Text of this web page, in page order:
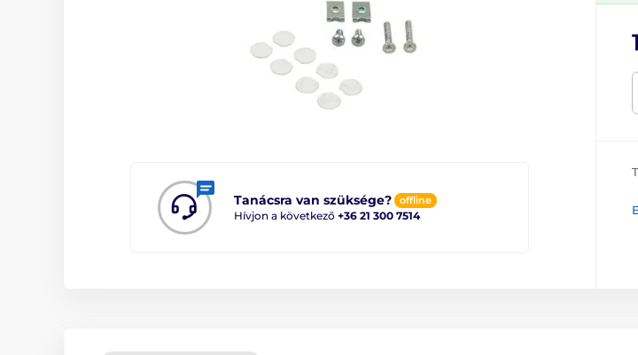
Tanácsra van szüksége? offline
Hívjon a következő +36 21 300 7514